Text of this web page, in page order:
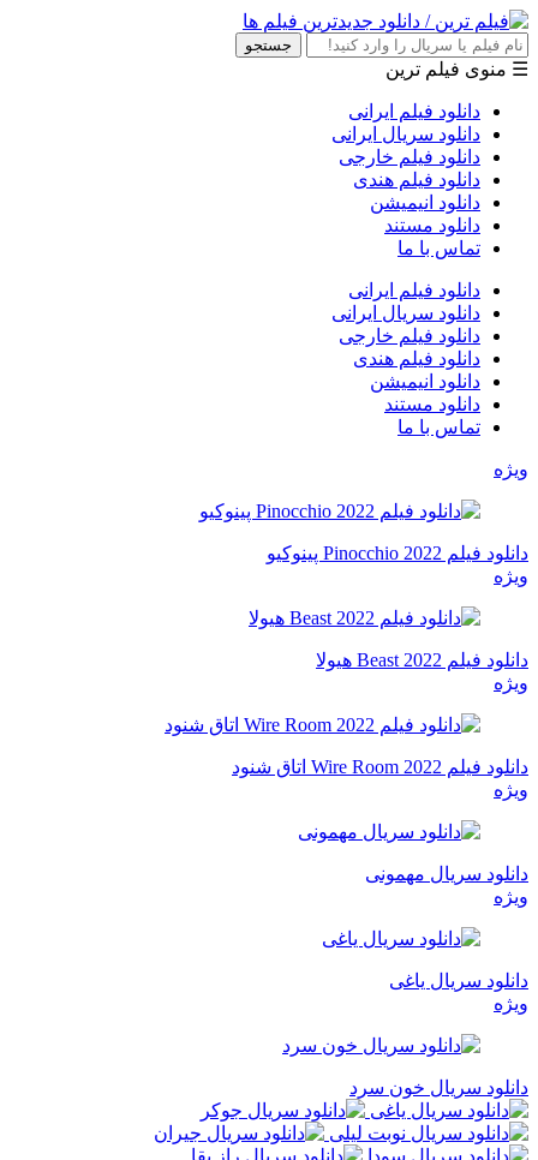
جستجو
☰ منوی فیلم ترین
دانلود فیلم ایرانی
دانلود سریال ایرانی
دانلود فیلم خارجی
دانلود فیلم هندی
دانلود انیمیشن
دانلود مستند
تماس با ما
دانلود فیلم ایرانی
دانلود سریال ایرانی
دانلود فیلم خارجی
دانلود فیلم هندی
دانلود انیمیشن
دانلود مستند
تماس با ما
ویژه
دانلود فیلم Pinocchio 2022 پینوکیو
ویژه
دانلود فیلم Beast 2022 هیولا
ویژه
دانلود فیلم Wire Room 2022 اتاق شنود
ویژه
دانلود سریال مهمونی
ویژه
دانلود سریال یاغی
ویژه
دانلود سریال خون سرد